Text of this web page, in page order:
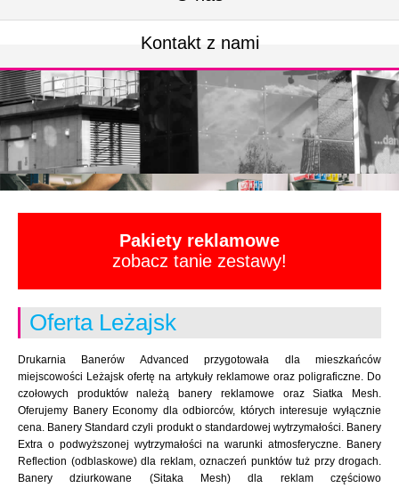
Kontakt z nami
Pakiety reklamowe
zobacz tanie zestawy!
Oferta Leżajsk
Drukarnia Banerów Advanced przygotowała dla mieszkańców
miejscowości Leżajsk ofertę na artykuły reklamowe oraz poligraficzne. Do
czołowych produktów należą banery reklamowe oraz Siatka Mesh.
Oferujemy Banery Economy dla odbiorców, których interesuje wyłącznie
cena. Banery Standard czyli produkt o standardowej wytrzymałości. Banery
Extra o podwyższonej wytrzymałości na warunki atmosferyczne. Banery
Reflection (odblaskowe) dla reklam, oznaczeń punktów tuż przy drogach.
Banery dziurkowane (Sitaka Mesh) dla reklam częściowo